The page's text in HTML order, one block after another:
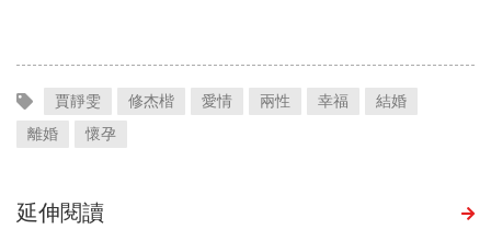
賈靜雯 修杰楷 愛情 兩性 幸福
結婚
離婚
懷孕
延伸閱讀